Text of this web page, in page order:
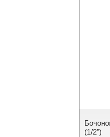
(1/2")